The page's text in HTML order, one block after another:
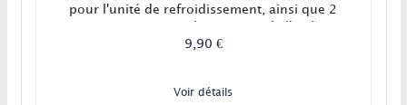
pour l'unité de refroidissement, ainsi que 2
buccal.
9,90 €
Voir détails